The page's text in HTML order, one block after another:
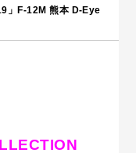
」F-12M 熊本 D-Eye